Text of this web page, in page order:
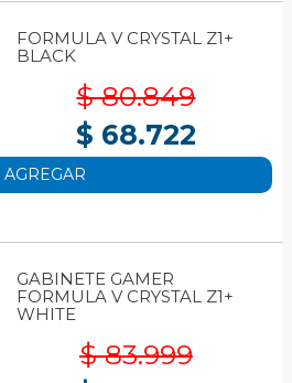
FORMULA V CRYSTAL Z1+
BLACK
$ 80.849
$ 68.722
AGREGAR
GABINETE GAMER
FORMULA V CRYSTAL Z1+
WHITE
$ 83.999